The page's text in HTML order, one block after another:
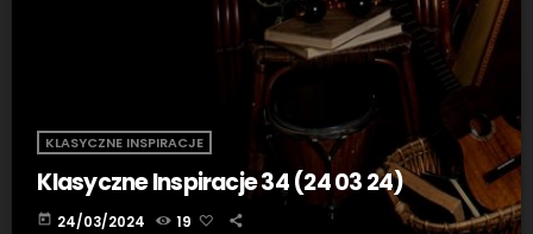
KLASYCZNE INSPIRACJE
Klasyczne Inspiracje 34 (24 03 24)
today 24/03/2024 19